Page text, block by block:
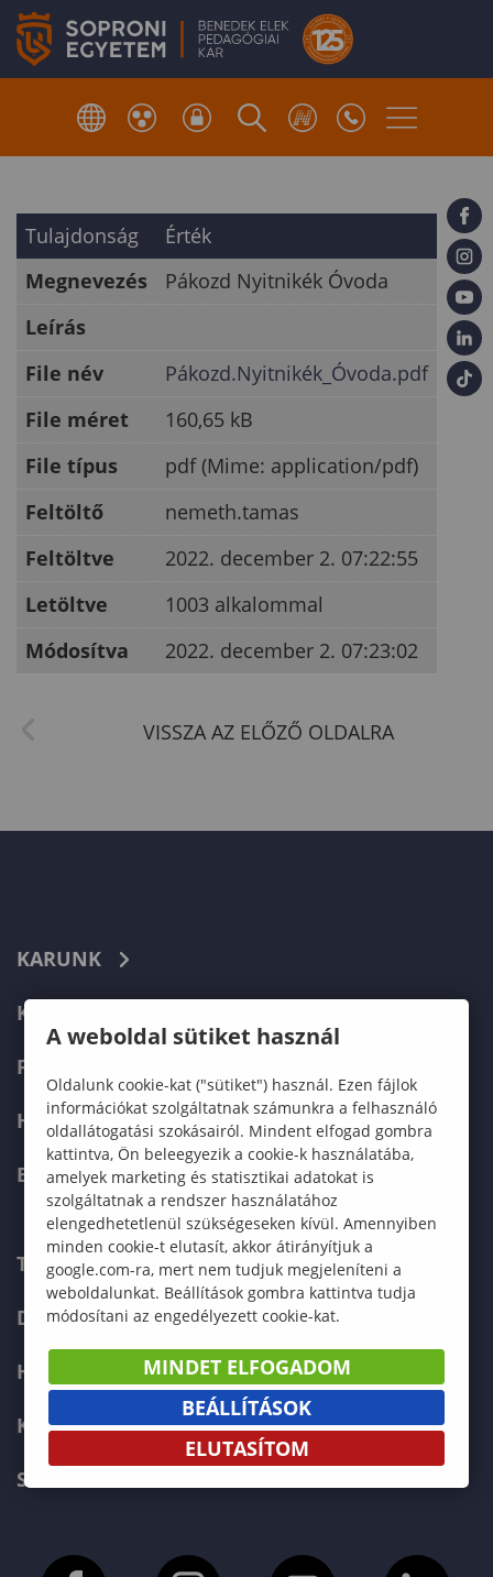
Tulajdonság
Érték
Megnevezés
Pákozd Nyitnikék Óvoda
Leírás
File név
Pákozd.Nyitnikék_Óvoda.pdf
File méret
160,65 kB
File típus
pdf (Mime: application/pdf)
Feltöltő
nemeth.tamas
Feltöltve
2022. december 2. 07:22:55
Letöltve
1003 alkalommal
Módosítva
2022. december 2. 07:23:02
KARUNK
KÉPZÉSEK
FELVÉTELIZŐKNEK
HALLGATÓKNAK
ERASMUS+
TELEFONKÖNYV
DOKUMENTUMOK
HÍREK
KAPCSOLAT
SOPRONI EGYETEM FŐOLDAL
A weboldal sütiket használ
Oldalunk cookie-kat ("sütiket") használ. Ezen fájlok
információkat szolgáltatnak számunkra a felhasználó
oldallátogatási szokásairól. Mindent elfogad gombra
kattintva, Ön beleegyezik a cookie-k használatába,
amelyek marketing és statisztikai adatokat is
szolgáltatnak a rendszer használatához
elengedhetetlenül szükségeseken kívül. Amennyiben
minden cookie-t elutasít, akkor átirányítjuk a
google.com-ra, mert nem tudjuk megjeleníteni a
weboldalunkat. Beállítások gombra kattintva tudja
módosítani az engedélyezett cookie-kat.
MINDET ELFOGADOM
BEÁLLÍTÁSOK
ELUTASÍTOM